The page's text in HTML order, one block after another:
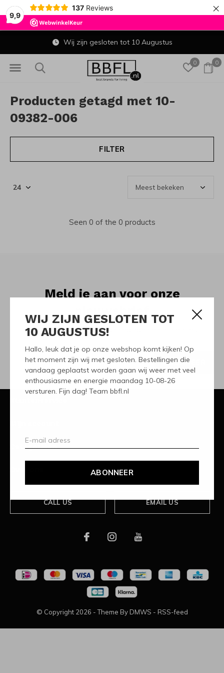
9,9
137 Reviews ×
WIJ ZIJN GESLOTEN TOT
10 AUGUSTUS!
Hallo, leuk dat je op onze webshop komt kijken! Op
het moment zijn wij met gesloten. Bestellingen die
vandaag geplaatst worden gaan wij weer met veel
enthousiasme en energie maandag 10-08-26
versturen. Fijn dag! Team bbfl.nl
ABONNEER
0 0
Wij zijn gesloten tot 10 Augustus
Producten getagd met 10-
09382-006
FILTER
Seen 0 of the 0 products
Meld je aan voor onze
Ontvang de nieuwste aanbiedingen en promoties
ABONNEER
Categorieën
CALL US EMAIL US
© Copyright 2026 - Theme By DMWS - RSS-feed